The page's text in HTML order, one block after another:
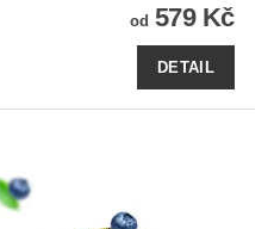
od 579 Kč
DETAIL